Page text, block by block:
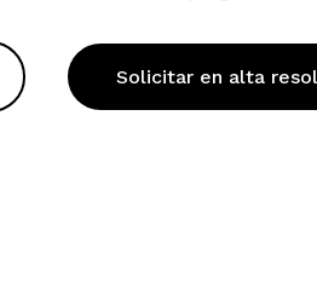
Solicitar en alta